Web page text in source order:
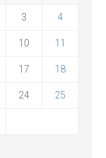
3 4
10 11
17 18
24 25